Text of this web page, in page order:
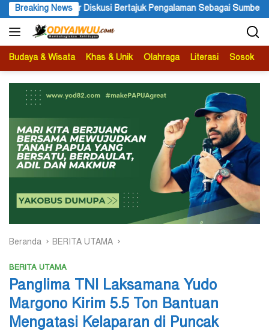
Langsung
ke
konten
Breaking News
Pengalaman Sebagai Sumber Pengetahuan Ketua APS
Budaya & Wisata Khas & Unik Olahraga Literasi Sosok
Beranda BERITA UTAMA
BERITA UTAMA
Panglima TNI Laksamana Yudo
Margono Kirim 5.5 Ton Bantuan
Mengatasi Kelaparan di Puncak